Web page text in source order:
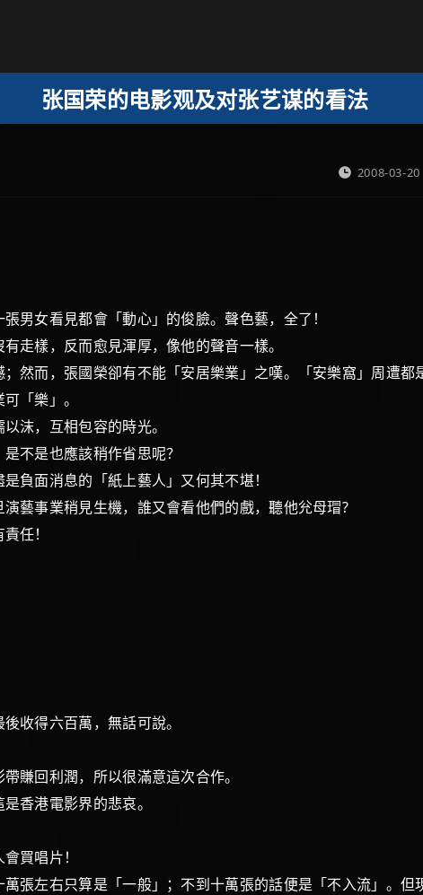
张国荣的电影观及对张艺谋的看法
2008-03-20
男女看見都會「動心」的俊臉。聲色藝，全了！
走樣，反而愈見渾厚，像他的聲音一樣。
而，張國榮卻有不能「安居樂業」之嘆。「安樂窩」周遭都
「樂」。
以沫，互相包容的時光。
是不是也應該稍作省思呢？
負面消息的「紙上藝人」又何其不堪！
藝事業稍見生機，誰又會看他們的戲，聽他兊母瑁?
任！
後收得六百萬，無話可說。
帶賺回利潤，所以很滿意這次合作。
是香港電影界的悲哀。
會買唱片！
左右只算是「一般」；不到十萬張的話便是「不入流」。但